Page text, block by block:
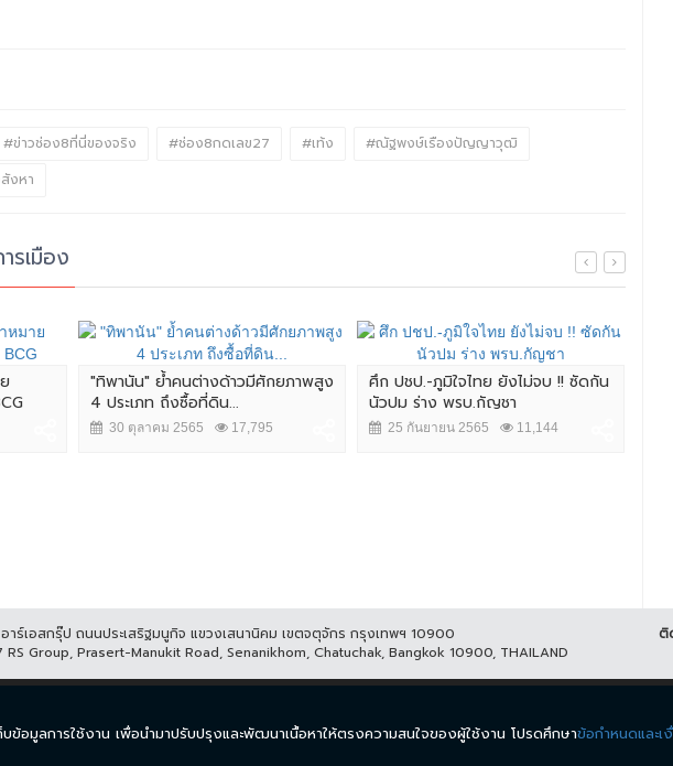
#ข่าวช่อง8ที่นี่ของจริง #ช่อง8กดเลข27 #เท้ง
#ณัฐพงษ์เรืองปัญญาวุฒิ
งหา
รเมือง
"ทิพานัน" ย้ำคนต่างด้าวมีศักยภาพสูง
4 ประเภท ถึงซื้อที่ดิน...
30 ตุลาคม 2565 17,795
ศึก ปชป.-ภูมิใจไทย ยังไม่จบ !! ซัดกัน
นัวปม ร่าง พรบ.กัญชา
25 กันยายน 2565 11,144
ร์เอสกรุ๊ป ถนนประเสริฐมนูกิจ แขวงเสนานิคม เขตจตุจักร กรุงเทพฯ 10900
Group, Prasert-Manukit Road, Senanikhom, Chatuchak, Bangkok 10900, THAILAND
ติ
ละคร
บข้อมูลการใช้งาน เพื่อนำมาปรับปรุงและพัฒนาเนื้อหาให้ตรงความสนใจของผู้ใช้งาน โปรดศึกษาข้อกำหนดและเ